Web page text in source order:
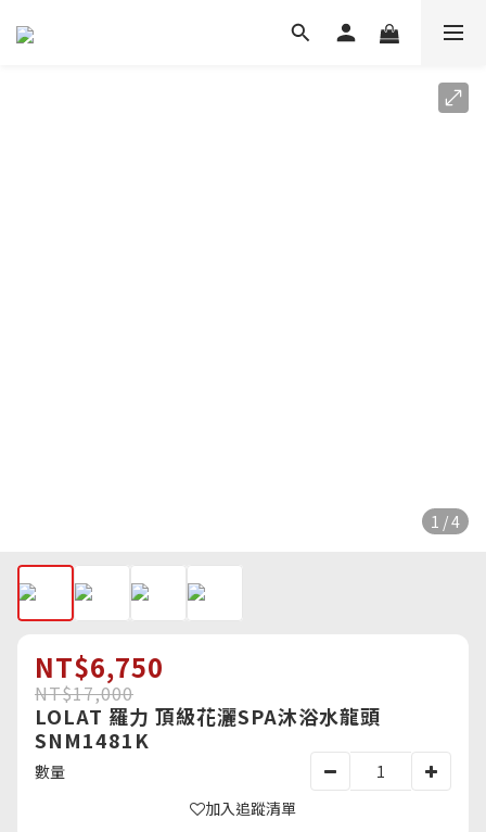
1 / 4
NT$6,750
NT$17,000
LOLAT 羅力 頂級花灑SPA沐浴水龍頭
SNM1481K
數量
加入追蹤清單